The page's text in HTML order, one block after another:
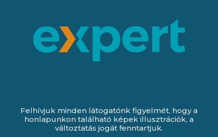
Felhívjuk minden látogatónk figyelmét, hogy a
honlapunkon található képek illusztrációk, a
változtatás jogát fenntartjuk.